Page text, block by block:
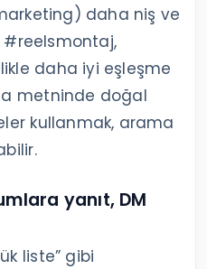
daha niş ve
#reelsmontaj,
daha iyi eşleşme
metninde doğal
kullanmak, arama
yanıt, DM
liste” gibi